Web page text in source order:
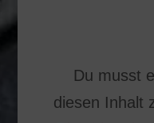
Du musst
diesen Inhalt